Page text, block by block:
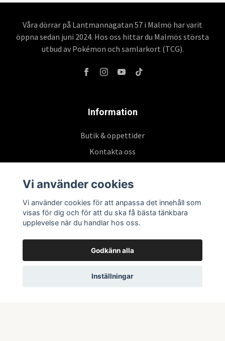
Våra dörrar på Lantmannagatan 57 i Malmö har varit
öppna sedan juni 2024. Hos oss hittar du Malmös största
utbud av Pokémon och samlarkort (TCG).
Information
Butik & öppettider
Kontakta oss
Prenumerera på vårt nyhetsbrev
Vi använder cookies
Vi använder cookies för att anpassa det innehåll som
visas för dig och för att du ska få bästa tänkbara
upplevelse när du handlar hos oss.
Godkänn alla
Inställningar